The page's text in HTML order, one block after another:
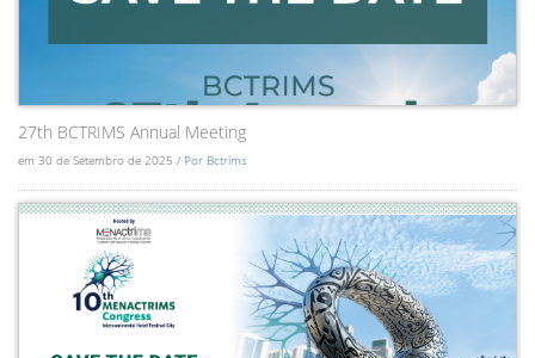
27th BCTRIMS Annual Meeting
em 30 de Setembro de 2025 / Por Bctrims